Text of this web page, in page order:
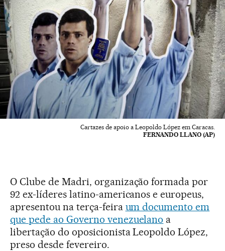
Cartazes de apoio a Leopoldo López em Caracas.
FERNANDO LLANO (AP)
O Clube de Madri, organização formada por
92 ex-líderes latino-americanos e europeus,
apresentou na terça-feira um documento em
que pede ao Governo venezuelano a
libertação do oposicionista Leopoldo López,
preso desde fevereiro.